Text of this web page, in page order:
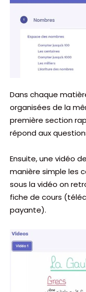
Dans chaque
organisées de la
première section
répond aux
Ensuite, une vidéo
manière simple les
sous la vidéo on
fiche de cours
payante).